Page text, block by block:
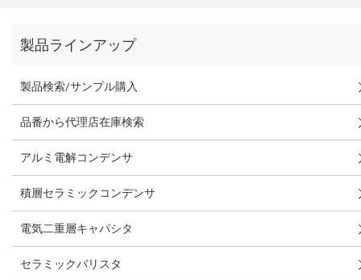
製品ラインアップ
製品検索/サンプル購入
品番から代理店在庫検索
アルミ電解コンデンサ
積層セラミックコンデンサ
電気二重層キャパシタ
セラミックバリスタ